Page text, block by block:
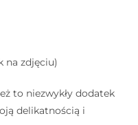
na zdjęciu)
to niezwykły dodatek
delikatnością i